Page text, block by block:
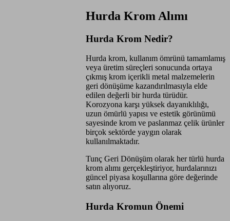
Hurda Krom Alımı
Hurda Krom Nedir?
Hurda krom, kullanım ömrünü tamamlamış
veya üretim süreçleri sonucunda ortaya
çıkmış krom içerikli metal malzemelerin
geri dönüşüme kazandırılmasıyla elde
edilen değerli bir hurda türüdür.
Korozyona karşı yüksek dayanıklılığı,
uzun ömürlü yapısı ve estetik görünümü
sayesinde krom ve paslanmaz çelik ürünler
birçok sektörde yaygın olarak
kullanılmaktadır.
Tunç Geri Dönüşüm olarak her türlü hurda
krom alımı gerçekleştiriyor, hurdalarınızı
güncel piyasa koşullarına göre değerinde
satın alıyoruz.
Hurda Kromun Önemi